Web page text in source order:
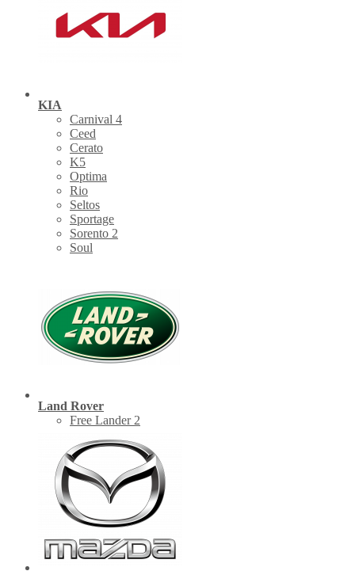
KIA
Carnival 4
Ceed
Cerato
K5
Optima
Rio
Seltos
Sportage
Sorento 2
Soul
Land Rover
Free Lander 2